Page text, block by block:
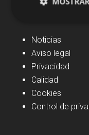
Noticias
Aviso legal
Privacidad
Calidad
Cookies
Control de